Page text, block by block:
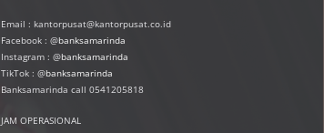
Email : kantorpusat@kantorpusat.co.id
Facebook : @banksamarinda
Instagram : @banksamarinda
TikTok : @banksamarinda
Banksamarinda call 0541205818
JAM OPERASIONAL